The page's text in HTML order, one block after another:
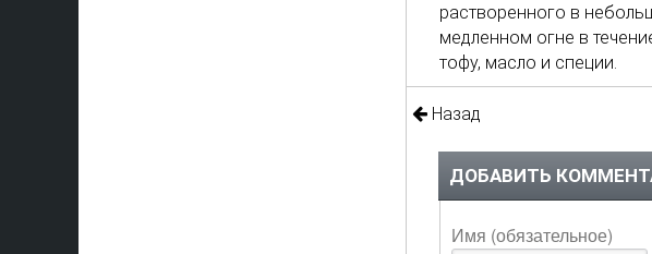
растворенного в
медленном огне в
тофу, масло и специи.
Назад
ДОБАВИТЬ
Имя (обязательное)